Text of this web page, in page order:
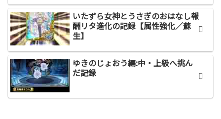
いたずら女神とうさぎのおはなし報
酬リタ進化の記録【属性強化／蘇
生】
ゆきのじょおう編:中・上級へ挑ん
だ記録